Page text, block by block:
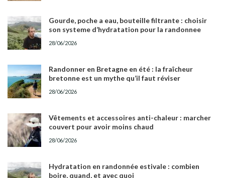
Gourde, poche a eau, bouteille filtrante : choisir
son systeme d’hydratation pour la randonnee
28/06/2026
Randonner en Bretagne en été : la fraîcheur
bretonne est un mythe qu’il faut réviser
28/06/2026
Vêtements et accessoires anti-chaleur : marcher
couvert pour avoir moins chaud
28/06/2026
Hydratation en randonnée estivale : combien
boire, quand, et avec quoi